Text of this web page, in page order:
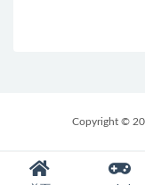
Copyright ©